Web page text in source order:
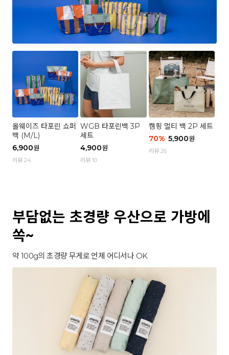
올웨이즈 타포린 쇼퍼
백 (M/L)
6,900원
리뷰 24
WGB 타포린백 3P
세트
4,900원
리뷰 10
캠핑 멀티 백 2P 세트
70% 5,900원
리뷰 26
부담없는 초경량 우산으로 가방에
쏙~
약 100g의 초경량 무게로 언제 어디서나 OK